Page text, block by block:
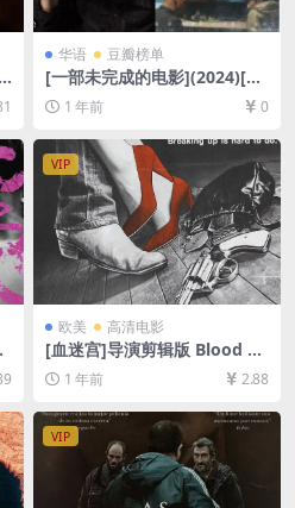
华语 豆瓣榜单
[一部未完成的电影](2024)[百
度网盘+夸克网盘1080P超清
未删减资源][网盘在线播放/下
载][MP4/3.2GB][中文字幕]
1 年前 0
VIP
欧美 高清电影
[血迷宫]导演剪辑版 Blood Si
mple (1984)[百度网盘+夸克
网盘1080P超清未删减资源]
3GB][中英字幕]
1 年前 2.88
VIP